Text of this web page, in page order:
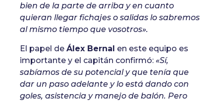
bien de la parte de arriba y en cuanto
quieran llegar fichajes o salidas lo sabremos
al mismo tiempo que vosotros».
El papel de Álex Bernal en este equipo es
importante y el capitán confirmó: «Sí,
sabíamos de su potencial y que tenía que
dar un paso adelante y lo está dando con
goles, asistencia y manejo de balón. Pero